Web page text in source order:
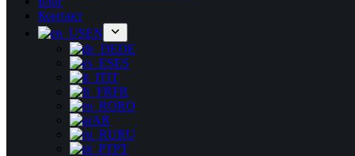
Контакт
EN
DE
ES
IT
FR
RO
AR
RU
PT